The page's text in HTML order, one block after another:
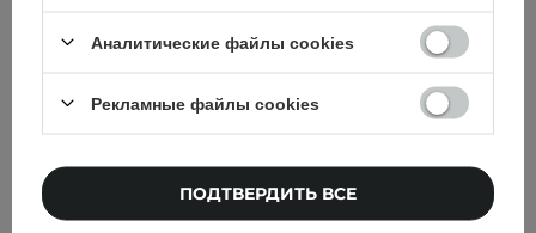
Аналитические файлы cookies
Рекламные файлы cookies
ПОДТВЕРДИТЬ ВСЕ